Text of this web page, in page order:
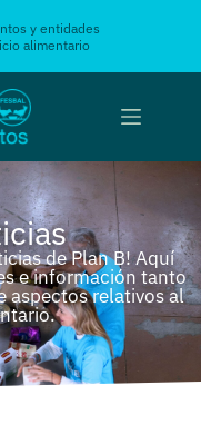
y entidades
alimentario
de Plan B! Aquí
e información tanto
aspectos relativos al